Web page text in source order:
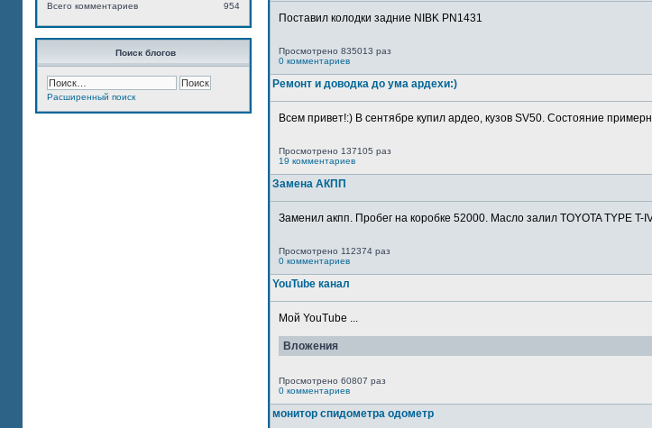
954
Всего комментариев
Поиск блогов
Расширенный поиск
Поставил колодки задние NIBK PN1431
Просмотрено 835013 раз
0 комментариев
Ремонт и доводка до ума ардехи:)
Всем привет!:) В сентябре купил ардео, кузов SV50. Состояние
Просмотрено 137105 раз
19 комментариев
Замена АКПП
Заменил акпп. Пробег на коробке 52000. Масло залил TOYOTA TYPE
Просмотрено 112374 раз
0 комментариев
YouTube канал
Мой YouTube ...
Вложения
Просмотрено 60807 раз
0 комментариев
монитор спидометра одометр